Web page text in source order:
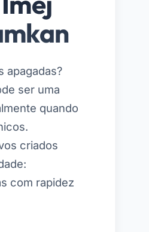
apagadas?
ser uma
quando
criados
com rapidez